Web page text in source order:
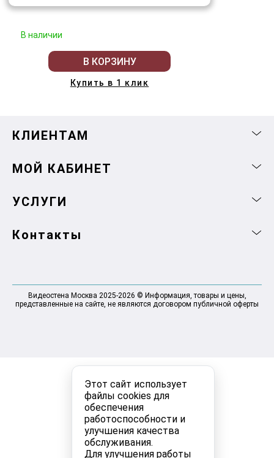
Этот сайт использует
файлы cookies для
обеспечения
работоспособности и
улучшения качества
обслуживания.
Для улучшения работы
В наличии
В КОРЗИНУ
Купить в 1 клик
КЛИЕНТАМ
МОЙ КАБИНЕТ
УСЛУГИ
Контакты
Видеостена Москва 2025-2026 © Информация, товары и цены,
представленные на сайте, не являются договором публичной оферты